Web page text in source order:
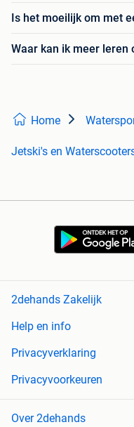
Is het moeilijk om met
Waar kan ik meer leren
Home
Jetski's en
2dehands Zakelijk
Help en info
Privacyverklaring
Privacyvoorkeuren
Over 2dehands